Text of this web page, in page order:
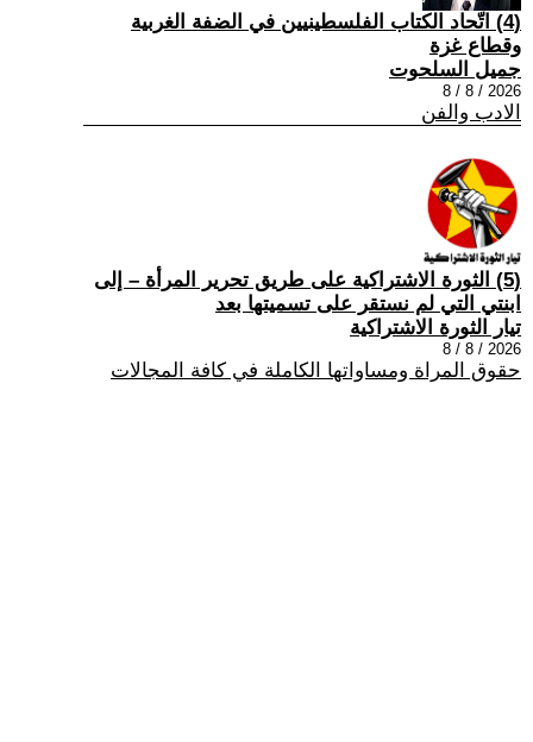
(4) اتّحاد الكتاب الفلسطينيين في الضفة الغربية
وقطاع غزة
جميل السلحوت
2026 / 8 / 8
الادب والفن
(5) الثورة الاشتراكية على طريق تحرير المرأة – إلى
ابنتي التي لم نستقر على تسميتها بعد
تيار الثورة الاشتراكية
2026 / 8 / 8
حقوق المراة ومساواتها الكاملة في كافة المجالات